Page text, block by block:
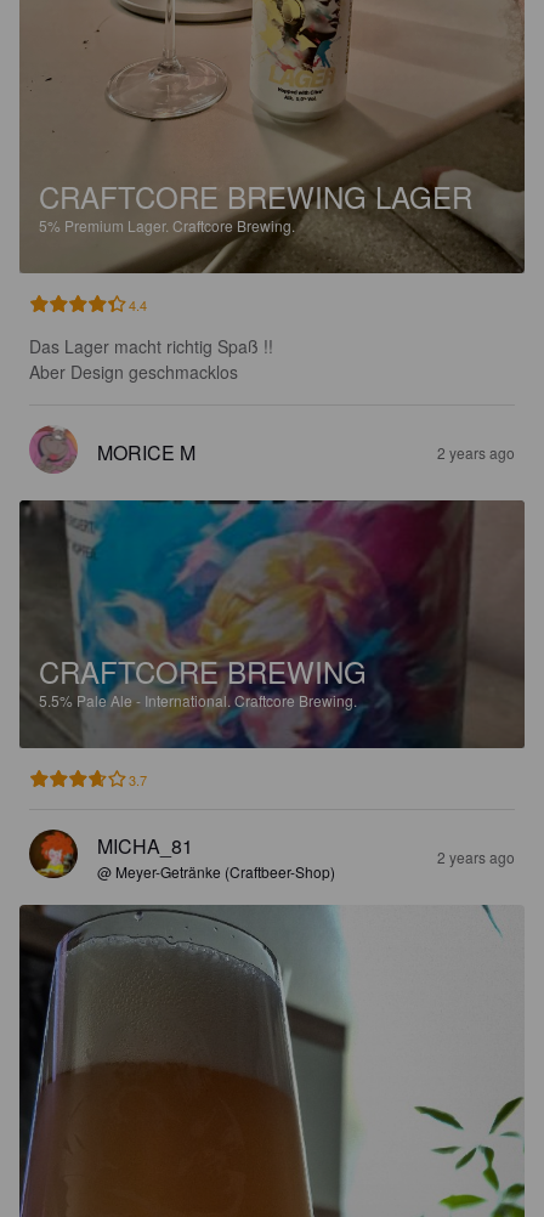
CRAFTCORE BREWING LAGER
5% Premium Lager. Craftcore Brewing.
4.4
Das Lager macht richtig Spaß !!
Aber Design geschmacklos
MORICE M 2 years ago
CRAFTCORE BREWING
5.5% Pale Ale - International. Craftcore Brewing.
3.7
MICHA_81
@ Meyer-Getränke (Craftbeer-Shop)
2 years ago